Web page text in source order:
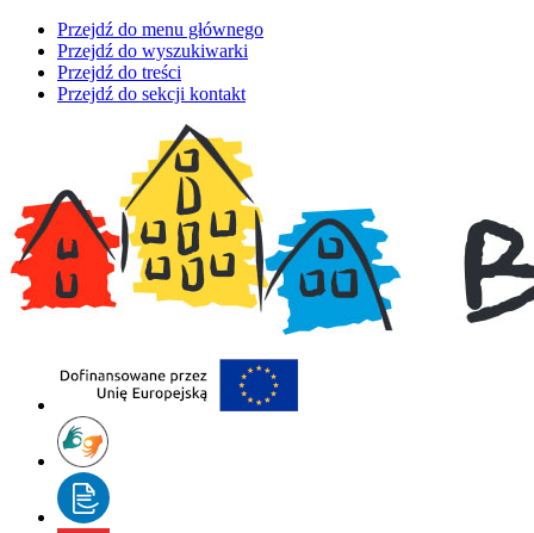
Przejdź do menu głównego
Przejdź do wyszukiwarki
Przejdź do treści
Przejdź do sekcji kontakt